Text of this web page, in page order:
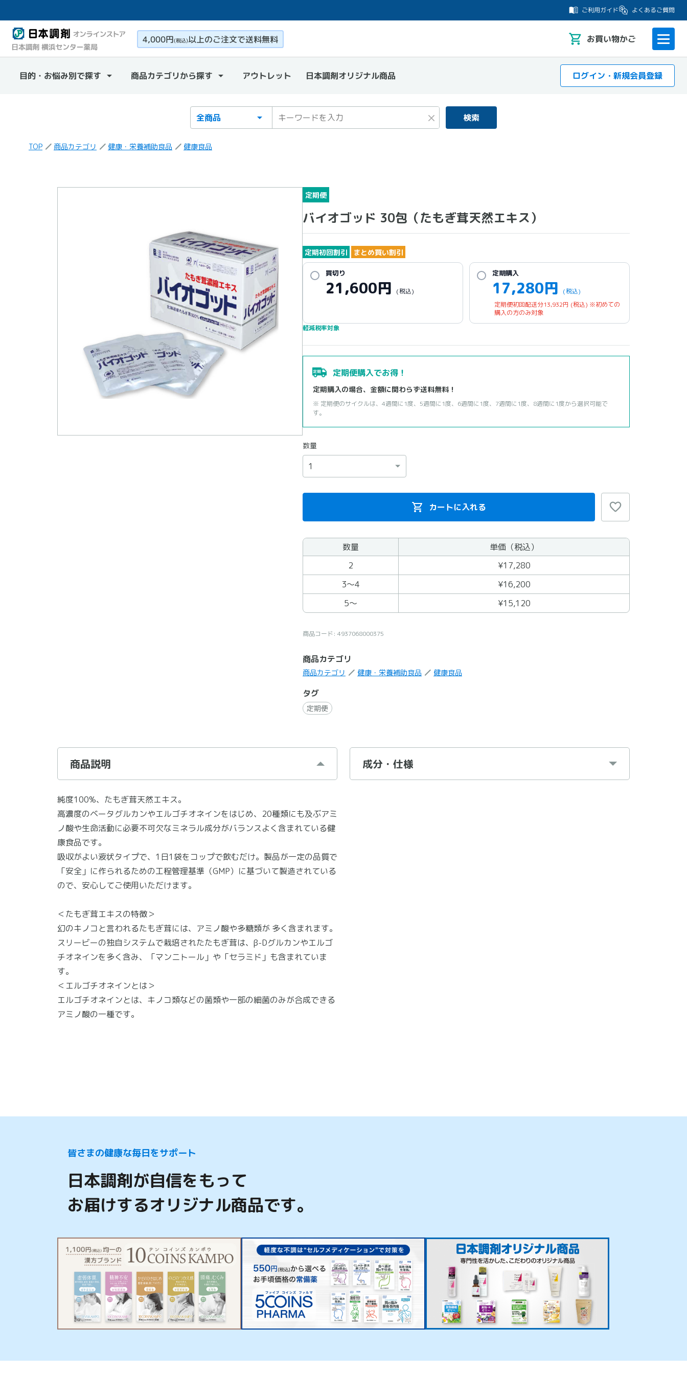
ご利用ガイド よくあるご質問
4,000円(税込)以上のご注文で送料無料 お買い物かご
目的・お悩み別で探す 商品カテゴリから探す アウトレット 日本調剤オリジナル商品 ログイン・新規会員登録
検索カテゴリ
検索キーワード × 検索
TOP 商品カテゴリ 健康・栄養補助食品 健康食品
定期便
バイオゴッド 30包（たもぎ茸天然エキス）
定期初回割引 まとめ買い割引
買切り
21,600円 (税込)
定期購入
17,280円
(税込)
定期便初回配送分13,932円 (税込) ※初めての
購入の方のみ対象
軽減税率対象
定期便購入でお得！
定期購入の場合、金額に関わらず送料無料！
※ 定期便のサイクルは、4週間に1度、5週間に1度、6週間に1度、7週間に1度、8週間に1度から選択可能で
す。
数量
カートに入れる
まとめ買いの商品
数量
単価（税込）
2
¥17,280
3〜4
¥16,200
5〜
¥15,120
商品コード: 4937068000375
商品カテゴリ
商品カテゴリ 健康・栄養補助食品 健康食品
タグ
定期便
商品説明
純度100%、たもぎ茸天然エキス。
高濃度のベータグルカンやエルゴチオネインをはじめ、20種類にも及ぶアミ
ノ酸や生命活動に必要不可欠なミネラル成分がバランスよく含まれている健
康食品です。
吸収がよい液状タイプで、1日1袋をコップで飲むだけ。製品が一定の品質で
「安全」に作られるための工程管理基準（GMP）に基づいて製造されている
ので、安心してご使用いただけます。
＜たもぎ茸エキスの特徴＞
幻のキノコと言われるたもぎ茸には、アミノ酸や多糖類が 多く含まれます。
スリービーの独自システムで栽培されたたもぎ茸は、β-Dグルカンやエルゴ
チオネインを多く含み、「マンニトール」や「セラミド」も含まれていま
す。
＜エルゴチオネインとは＞
エルゴチオネインとは、キノコ類などの菌類や一部の細菌のみが合成できる
アミノ酸の一種です。
成分・仕様
皆さまの健康な毎日をサポート
日本調剤が自信をもって
お届けするオリジナル商品です。